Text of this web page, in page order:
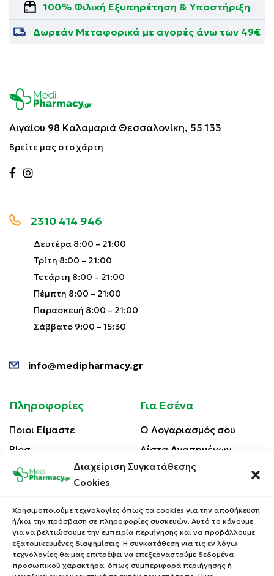
Διαχείριση Συγκατάθεσης
Cookies
Χρησιμοποιούμε τεχνολογίες όπως τα cookies για την αποθήκευση
ή/και την πρόσβαση σε πληροφορίες συσκευών. Αυτό το κάνουμε
για να βελτιώσουμε την εμπειρία περιήγησης και να προβάλλουμε
εξατομικευμένες διαφημίσεις. Η συγκατάθεση για τις εν λόγω
τεχνολογίες θα μας επιτρέψει να επεξεργαστούμε δεδομένα
προσωπικού χαρακτήρα, όπως συμπεριφορά περιήγησης ή
100% Φιλική Εξυπηρέτηση & Υποστήριξη
Δωρεάν Μεταφορικά με αγορές άνω των 49€
Αιγαίου 98 Καλαμαριά Θεσσαλονίκη, 55 133
Βρείτε μας στο χάρτη
2310 414 946
Δευτέρα 8:00 – 21:00
Τρίτη 8:00 – 21:00
Τετάρτη 8:00 – 21:00
Πέμπτη 8:00 – 21:00
Παρασκευή 8:00 – 21:00
Σάββατο 9:00 – 15:30
info@medipharmacy.gr
Πληροφορίες
Ποιοι Είμαστε
Blog
Επικοινωνία
Πολιτική Απορρήτου
Τρόποι Αποστολής
Τρόποι Πληρωμής
Για Εσένα
Ο Λογαριασμός σου
Λίστα Αγαπημένων
Οι Παραγγελίες σου
Κέρδισε Κουπόνι
Έκπτωσης